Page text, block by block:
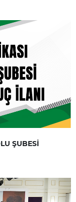
ŞUBESİ